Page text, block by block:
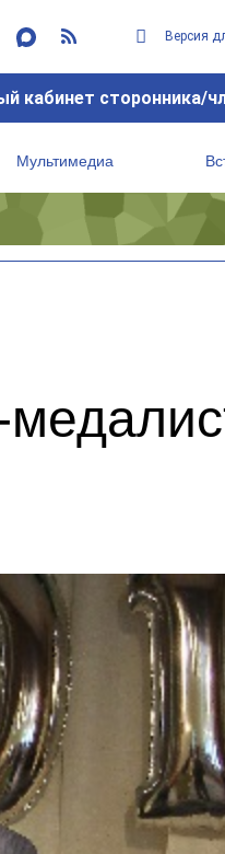
Версия
кабинет сторонника/
Мультимедиа